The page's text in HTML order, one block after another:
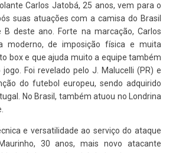
Carlos Jatobá, 25 anos, vem para o
suas atuações com a camisa do Brasil
deste ano. Forte na marcação, Carlos
moderno, de imposição física e muita
box e que ajuda muito a equipe também
Foi revelado pelo J. Malucelli (PR) e
do futebol europeu, sendo adquirido
No Brasil, também atuou no Londrina
e versatilidade ao serviço do ataque
30 anos, mais novo atacante